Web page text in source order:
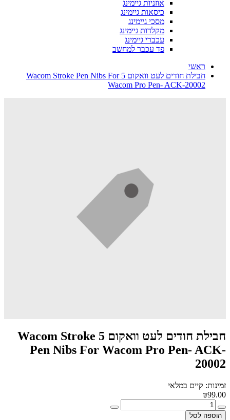
אוזניות גיימינג
כיסאות גיימינג
מסכי גיימינג
מקלדות גיימינג
עכברי גיימינג
פד עכבר למחשב
ראשי
חבילת חודים לעט וואקום 5 Wacom Stroke Pen Nibs For
Wacom Pro Pen- ACK-20002
חבילת חודים לעט וואקום 5 Wacom Stroke
Pen Nibs For Wacom Pro Pen- ACK-
20002
זמינות: קיים במלאי
₪99.00
הוספה לסל